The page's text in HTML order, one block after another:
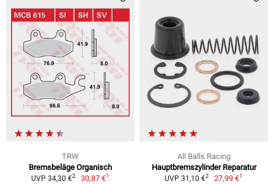
TRW
Bremsbeläge Organisch
UVP 34,30 €2 30,87 €1
All Balls Racing
Hauptbremszylinder Reparatur
UVP 31,10 €2 27,99 €1